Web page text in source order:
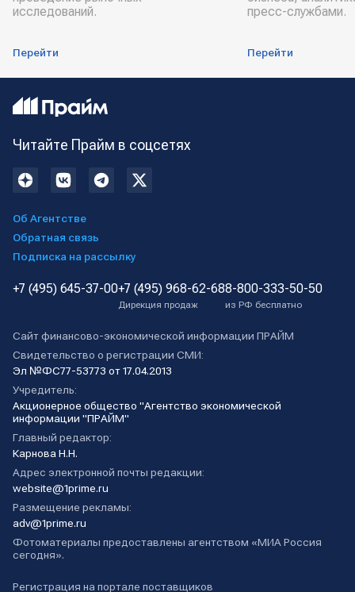
исследований.
Перейти
пресс-службами.
Перейти
Читайте Прайм в соцсетях
Об Агентстве
Обратная связь
Подписка на рассылку
+7 (495) 645-37-00+7 (495) 968-62-68
Дирекция продаж
8-800-333-50-50
из РФ бесплатно
Сайт финансово-экономической информации ПРАЙМ
Свидетельство о регистрации СМИ:
Эл №ФС77-53773 от 17.04.2013
Учредитель:
Акционерное общество "Агентство экономической
информации "ПРАЙМ"
Главный редактор:
Карнова Н.Н.
Адрес электронной почты редакции:
website@1prime.ru
Размещение рекламы:
adv@1prime.ru
Фотоматериалы предоставлены агентством «МИА Россия
сегодня».
Регистрация на портале поставщиков